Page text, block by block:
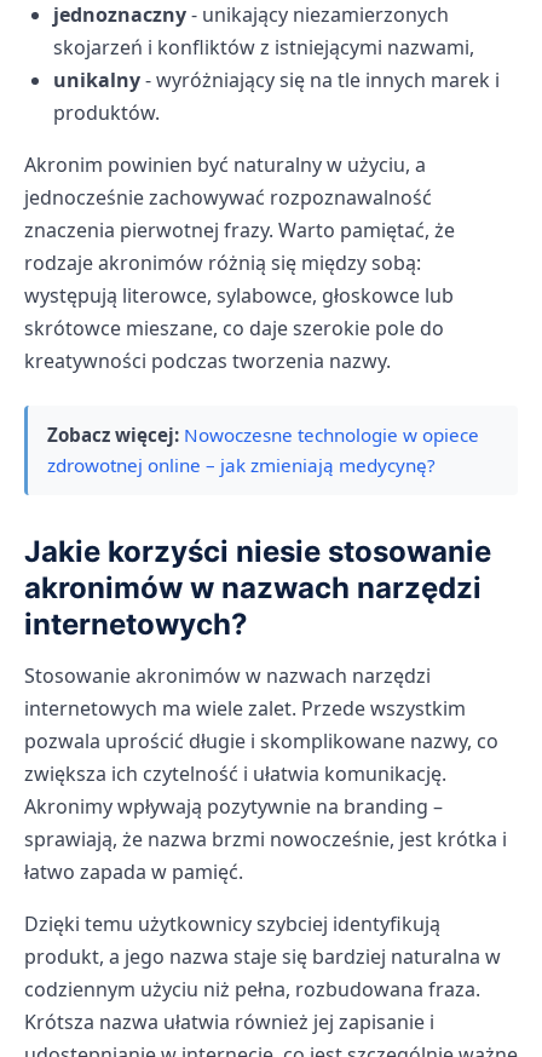
jednoznaczny- unikający niezamierzonych
skojarzeń i konfliktów z istniejącymi nazwami,
unikalny- wyróżniający się na tle innych marek i
produktów.
Akronim powinien być naturalny w użyciu, a
jednocześnie zachowywać rozpoznawalność
znaczenia pierwotnej frazy. Warto pamiętać, że
rodzaje akronimów różnią się między sobą:
występują literowce, sylabowce, głoskowce lub
skrótowce mieszane, co daje szerokie pole do
kreatywności podczas tworzenia nazwy.
Zobacz więcej: Nowoczesne technologie w opiece
zdrowotnej online – jak zmieniają medycynę?
Jakie korzyści niesie stosowanie
akronimów w nazwach narzędzi
internetowych?
Stosowanie akronimów w nazwach narzędzi
internetowych ma wiele zalet. Przede wszystkim
pozwala uprościć długie i skomplikowane nazwy, co
zwiększa ich czytelność i ułatwia komunikację.
Akronimy wpływają pozytywnie na branding –
sprawiają, że nazwa brzmi nowocześnie, jest krótka i
łatwo zapada w pamięć.
Dzięki temu użytkownicy szybciej identyfikują
produkt, a jego nazwa staje się bardziej naturalna w
codziennym użyciu niż pełna, rozbudowana fraza.
Krótsza nazwa ułatwia również jej zapisanie i